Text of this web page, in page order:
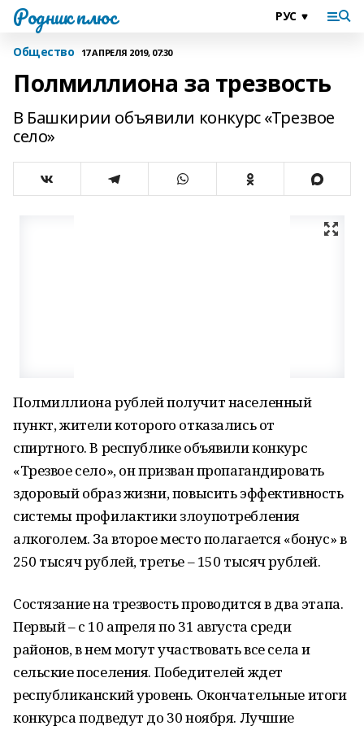
Родник плюс
Общество 17 АПРЕЛЯ 2019, 07:30
Полмиллиона за трезвость
В Башкирии объявили конкурс «Трезвое
село»
Полмиллиона рублей получит населенный
пункт, жители которого отказались от
спиртного. В республике объявили конкурс
«Трезвое село», он призван пропагандировать
здоровый образ жизни, повысить эффективность
системы профилактики злоупотребления
алкоголем. За второе место полагается «бонус» в
250 тысяч рублей, третье – 150 тысяч рублей.
Состязание на трезвость проводится в два этапа.
Первый – с 10 апреля по 31 августа среди
районов, в нем могут участвовать все села и
сельские поселения. Победителей ждет
республиканский уровень. Окончательные итоги
конкурса подведут до 30 ноября. Лучшие